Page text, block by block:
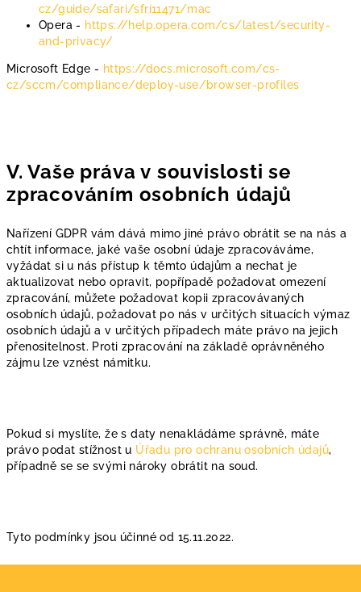
cz/guide/safari/sfri11471/mac
Opera - https://help.opera.com/cs/latest/security-
and-privacy/
Microsoft Edge - https://docs.microsoft.com/cs-
cz/sccm/compliance/deploy-use/browser-profiles
V. Vaše práva v souvislosti se
zpracováním osobních údajů
Nařízení GDPR vám dává mimo jiné právo obrátit se na nás a
chtít informace, jaké vaše osobní údaje zpracováváme,
vyžádat si u nás přístup k těmto údajům a nechat je
aktualizovat nebo opravit, popřípadě požadovat omezení
zpracování, můžete požadovat kopii zpracovávaných
osobních údajů, požadovat po nás v určitých situacích výmaz
osobních údajů a v určitých případech máte právo na jejich
přenositelnost. Proti zpracování na základě oprávněného
zájmu lze vznést námitku.
Pokud si myslíte, že s daty nenakládáme správně, máte
právo podat stížnost u Úřadu pro ochranu osobních údajů,
případně se se svými nároky obrátit na soud.
Tyto podmínky jsou účinné od 15.11.2022.